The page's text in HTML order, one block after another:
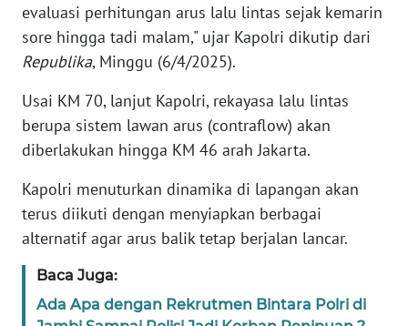
evaluasi perhitungan arus lalu lintas sejak kemarin
sore hingga tadi malam," ujar Kapolri dikutip dari
Republika, Minggu (6/4/2025).
Usai KM 70, lanjut Kapolri, rekayasa lalu lintas
berupa sistem lawan arus (contraflow) akan
diberlakukan hingga KM 46 arah Jakarta.
Kapolri menuturkan dinamika di lapangan akan
terus diikuti dengan menyiapkan berbagai
alternatif agar arus balik tetap berjalan lancar.
Baca Juga:
Ada Apa dengan Rekrutmen Bintara Polri di
KARIR
Wahana
News
WN
SUMUT
WN
JAKARTA